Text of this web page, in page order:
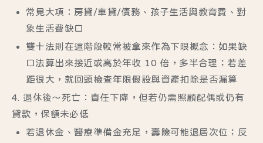
常見大項：房貸/車貸/債務、孩子生活與教育費、對
象生活費缺口
雙十法則在這階段較常被拿來作為下限概念 ：如果缺
口法算出來接近或高於年收 10 倍，多半合理；若差
距很大，就回頭檢查年限假設與資產扣除是否漏算
4. 退休後～死亡：責任下降，但若仍需照顧配偶或仍有
貸款，保額未必低
若退休金、醫療準備金充足，壽險可能退居次位；反